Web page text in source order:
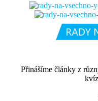
Přinášíme články z